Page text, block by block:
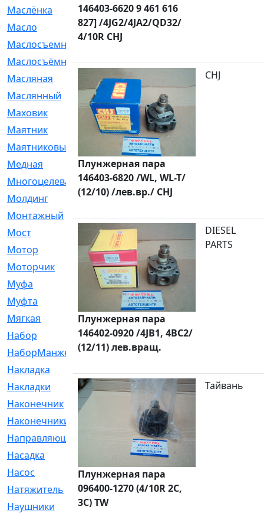
Маслёнка
[4]
Масло
[66]
Маслосъемные
[26]
Маслосъёмные
[480]
Масляная
[1]
Маслянный
[54]
Маховик
[6]
Маятник
[5]
Маятниковый
[13]
Медная
[2]
Многоцелевая
[1]
Молдинг
[14]
Монтажный
[1]
Мост
[10]
Мотор
[212]
Моторчик
[6]
Муфа
[1]
Муфта
[9]
Мягкая
[3]
Набор
[6]
НаборМанжетГТЦ
[33]
Накладка
[51]
Накладки
[1]
Наконечник
Наконечники
Направляющая
Насадка
Насос
[356]
Натяжитель
[125]
Наушники
146403-6620 9 461 616
827] /4JG2/4JA2/QD32/
4/10R CHJ
Плунжерная пара
146403-6820 /WL, WL-T/
(12/10) /лев.вр./ CHJ
CHJ
Плунжерная пара
146402-0920 /4JB1, 4BC2/
(12/11) лев.вращ.
DIESEL
PARTS
Плунжерная пара
096400-1270 (4/10R 2C,
3C) TW
Тайвань